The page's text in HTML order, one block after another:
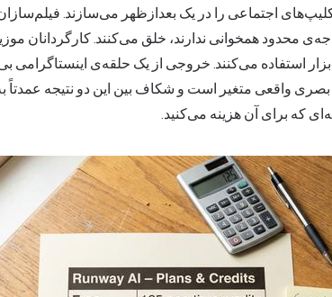
و کلیپ‌های اجتماعی را در یک بعدازظهر می‌سازند.
محدود همخوانی ندارند، خلق می‌کنند. کارگردانان
استفاده می‌کنند. خروجی از یک حلقه‌ی
بصری واقعی متغیر است و شکاف بین این دو نتیجه
که برای آن هزینه می‌کنید.